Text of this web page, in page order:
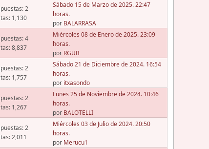
2
1,130
Sábado 15 de Marzo de 2025. 22:47
horas.
por BALARRASA
4
8,837
Miércoles 08 de Enero de 2025. 23:09
horas.
por RGUB
2
1,757
Sábado 21 de Diciembre de 2024. 16:54
horas.
por itxasondo
2
1,267
Lunes 25 de Noviembre de 2024. 10:46
horas.
por BALOTELLI
2
2,011
Miércoles 03 de Julio de 2024. 20:50
horas.
por Merucu1